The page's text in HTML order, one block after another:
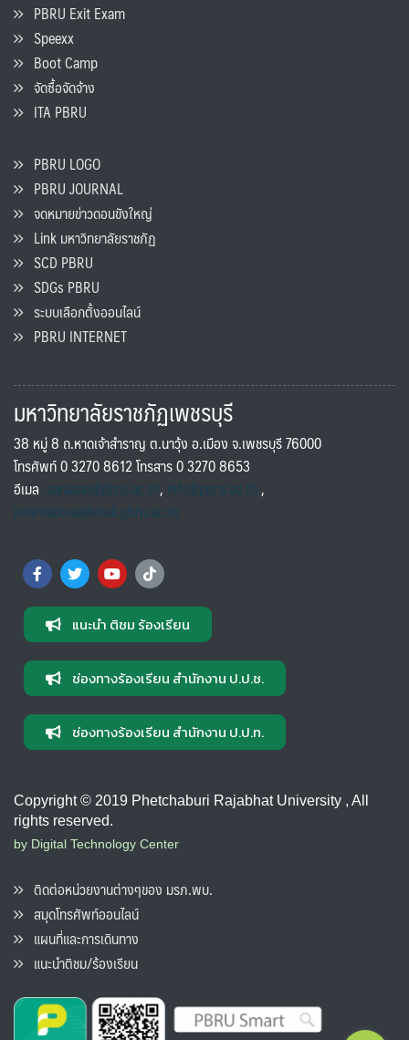
PBRU Exit Exam
Speexx
Boot Camp
จัดซื้อจัดจ้าง
ITA PBRU
PBRU LOGO
PBRU JOURNAL
จดหมายข่าวดอนขังใหญ่
Link มหาวิทยาลัยราชภัฏ
SCD PBRU
SDGs PBRU
ระบบเลือกตั้งออนไลน์
PBRU INTERNET
มหาวิทยาลัยราชภัฏเพชรบุรี
38 หมู่ 8 ถ.หาดเจ้าสำราญ ต.นาวุ้ง อ.เมือง จ.เพชรบุรี 76000
โทรศัพท์ 0 3270 8612 โทรสาร 0 3270 8653
อีเมล saraban@pbru.ac.th, info@pbru.ac.th,
international@mail.pbru.ac.th
แนะนำ ติชม ร้องเรียน
ช่องทางร้องเรียน สำนักงาน ป.ป.ช.
ช่องทางร้องเรียน สำนักงาน ป.ป.ท.
Copyright © 2019 Phetchaburi Rajabhat University , All
rights reserved.
by Digital Technology Center
ติดต่อหน่วยงานต่างๆของ มรภ.พบ.
สมุดโทรศัพท์ออนไลน์
แผนที่และการเดินทาง
แนะนำติชม/ร้องเรียน